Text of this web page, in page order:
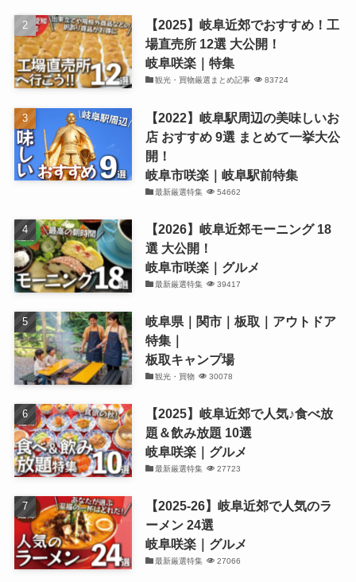
【2025】岐阜近郊でおすすめ！工
場直売所 12選 大公開！
岐阜咲楽｜特集
観光・買物厳選まとめ記事 83724
【2022】岐阜駅周辺の美味しいお
店 おすすめ 9選 まとめて一挙大公
開！
岐阜市咲楽｜岐阜駅前特集
最新厳選特集 54662
【2026】岐阜近郊モーニング 18
選 大公開！
岐阜市咲楽｜グルメ
最新厳選特集 39417
岐阜県｜関市｜板取｜アウトドア
特集｜
板取キャンプ場
観光・買物 30078
【2025】岐阜近郊で人気♪食べ放
題＆飲み放題 10選
岐阜咲楽｜グルメ
最新厳選特集 27723
【2025-26】岐阜近郊で人気のラ
ーメン 24選
岐阜咲楽｜グルメ
最新厳選特集 27066